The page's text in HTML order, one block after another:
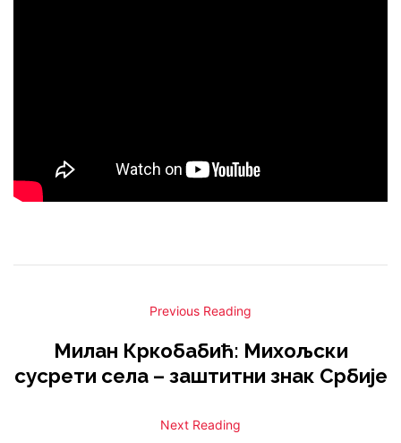
Previous Reading
Милан Кркобабић: Михољски
сусрети села – заштитни знак Србије
Next Reading